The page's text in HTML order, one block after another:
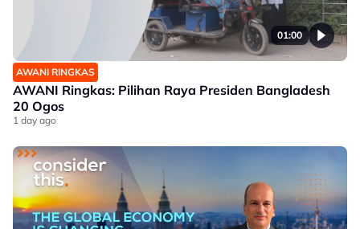
01:00
AWANI RINGKAS
AWANI Ringkas: Pilihan Raya Presiden Bangladesh
20 Ogos
1 day ago